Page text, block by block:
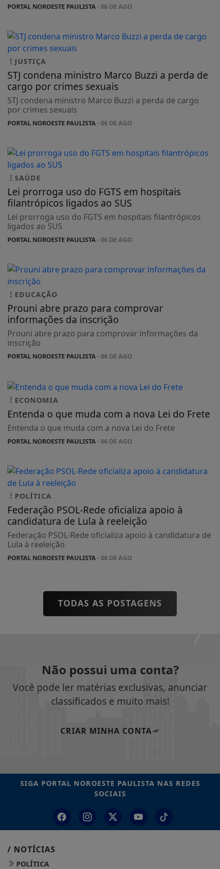
PORTAL NOROESTE PAULISTA- 06 DE AGO
JUSTIÇA
STJ condena ministro Marco Buzzi a perda de
cargo por crimes sexuais
STJ condena ministro Marco Buzzi a perda de cargo
por crimes sexuais
PORTAL NOROESTE PAULISTA- 06 DE AGO
SAÚDE
Lei prorroga uso do FGTS em hospitais
filantrópicos ligados ao SUS
Lei prorroga uso do FGTS em hospitais filantrópicos
ligados ao SUS
PORTAL NOROESTE PAULISTA- 06 DE AGO
EDUCAÇÃO
Prouni abre prazo para comprovar
informações da inscrição
Prouni abre prazo para comprovar informações da
inscrição
PORTAL NOROESTE PAULISTA- 06 DE AGO
ECONOMIA
Entenda o que muda com a nova Lei do Frete
Entenda o que muda com a nova Lei do Frete
PORTAL NOROESTE PAULISTA- 06 DE AGO
POLÍTICA
Federação PSOL-Rede oficializa apoio à
candidatura de Lula à reeleição
Federação PSOL-Rede oficializa apoio à candidatura de
Lula à reeleição
PORTAL NOROESTE PAULISTA- 06 DE AGO
TODAS AS POSTAGENS
Não possui uma conta?
Você pode ler matérias exclusivas, anunciar
classificados e muito mais!
CRIAR MINHA CONTA
SIGA PORTAL NOROESTE PAULISTA NAS REDES
SOCIAIS
/ NOTÍCIAS
POLÍTICA